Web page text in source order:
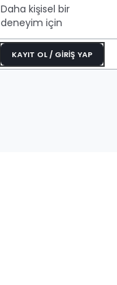
Daha kişisel bir
deneyim için
KAYIT OL / GİRİŞ YAP